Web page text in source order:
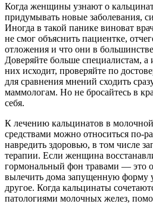
Когда женщины узнают о
придумывать новые заболевания,
Иногда в такой панике виноват
не смог объяснить пациентке,
отложения и что они в
Доверяйте больше специалистам,
них исходит, проверяйте по
для сравнения мнений сходить
маммологам. Но не бросайтесь в
себя.
К лечению кальцинатов в
средствами можно относиться по-
навредить здоровью, в том числе
терапии. Если женщина
гормональный фон травами — это
вылечить дома запущенную форму
другое. Когда кальцинаты
патологиями молочных желез,